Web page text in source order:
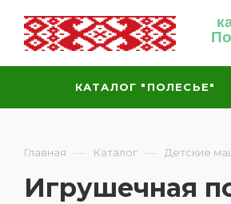
КАТАЛОГ "ПОЛЕСЬЕ"
Главная — Каталог — Детские
Игрушечная